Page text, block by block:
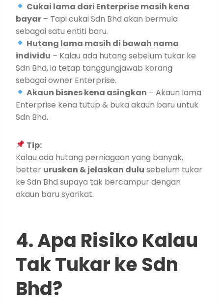
Cukai lama dari Enterprise masih kena
bayar – Tapi cukai Sdn Bhd akan bermula
sebagai satu entiti baru.
Hutang lama masih di bawah nama
individu – Kalau ada hutang sebelum tukar ke
Sdn Bhd, ia tetap tanggungjawab korang
sebagai owner Enterprise.
Akaun bisnes kena asingkan – Akaun lama
Enterprise kena tutup & buka akaun baru untuk
Sdn Bhd.
Tip:
Kalau ada hutang perniagaan yang banyak,
better uruskan & jelaskan dulu sebelum tukar
ke Sdn Bhd supaya tak bercampur dengan
akaun baru syarikat.
4. Apa Risiko Kalau
Tak Tukar ke Sdn
Bhd?